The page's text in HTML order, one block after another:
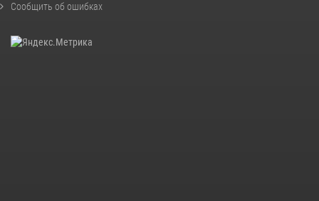
Сообщить об ошибках